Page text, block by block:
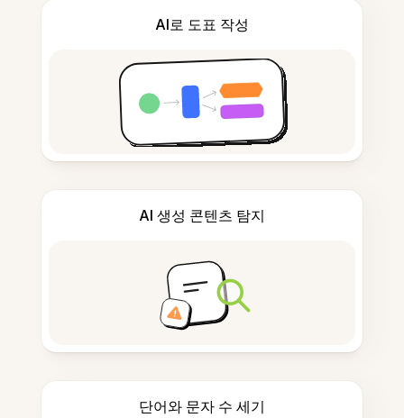
AI로 도표 작성
AI 생성 콘텐츠 탐지
단어와 문자 수 세기